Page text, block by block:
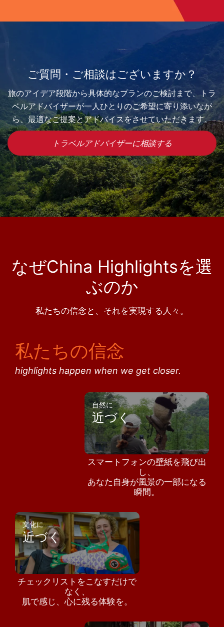
ご質問・ご相談はございますか？
旅のアイデア段階から具体的なプランのご検討まで、トラ
ベルアドバイザーが一人ひとりのご希望に寄り添いなが
ら、最適なご提案とアドバイスをさせていただきます。
トラベルアドバイザーに相談する
なぜChina Highlightsを選
ぶのか
私たちの信念と、それを実現する人々。
私たちの信念
highlights happen when we get closer.
自然に
近づく
スマートフォンの壁紙を飛び出
し、
あなた自身が風景の一部になる
瞬間。
文化に
近づく
チェックリストをこなすだけで
なく、
肌で感じ、心に残る体験を。